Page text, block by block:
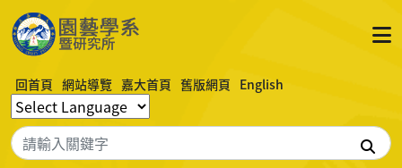
回首頁 網站導覽 嘉大首頁 舊版網頁 English
搜尋